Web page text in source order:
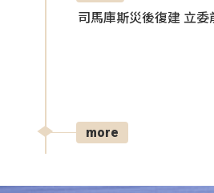
司馬庫斯災後復建 立
more